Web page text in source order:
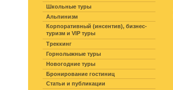
Школьные туры
Альпинизм
Корпоративный (инсентив), бизнес-
туризм и VIP туры
Треккинг
Горнолыжные туры
Новогодние туры
Бронирование гостиниц
Статьи и публикации